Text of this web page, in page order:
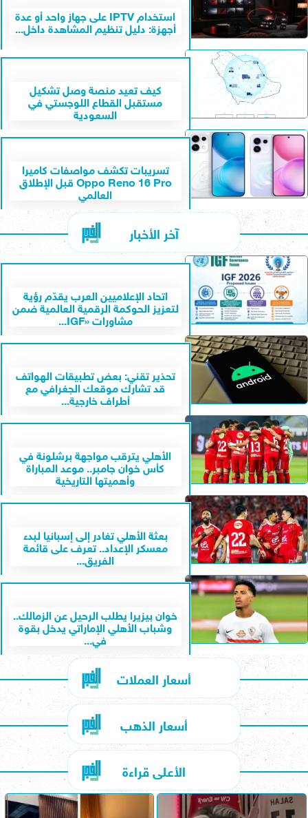
استخدام IPTV على جهاز واحد أو عدة
أجهزة: دليل تنظيم المشاهدة داخل...
كيف تعيد منصة وصل تشكيل
مستقبل القطاع اللوجستي في
السعودية
تسريبات تكشف مواصفات كاميرا
Oppo Reno 16 Pro قبل الإطلاق
العالمي
آخر الأخبار
اتحاد الإعلاميين العرب يقدّم رؤية
لتعزيز الحوكمة الرقمية العالمية ضمن
مشاورات «IGF...
تحذير تقني: بعض تطبيقات الهواتف
قد تشارك موقعك الجغرافي مع
أطراف خارجية...
الأهلي يترقب مواجهة برشلونة في
كأس خوان جامبر.. موعد المباراة
وأهميتها التاريخية
بعثة الأهلي تغادر إلى إسبانيا لبدء
معسكر الإعداد.. تعرف على قائمة
الفريق...
خوان بيزيرا يطلب الرحيل عن الزمالك..
وشباب الأهلي الإماراتي يدخل بقوة
في...
أسعار العملات
أسعار الذهب
الأعلى قراءة